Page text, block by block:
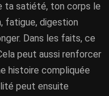
ta satiété, ton corps le
fatigue, digestion
Dans les faits, ce
peut aussi renforcer
histoire compliquée
peut ensuite